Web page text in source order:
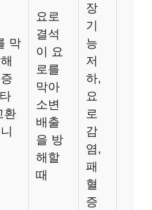
막
환
요로
결석
이 요
로를
막아
소변
배출
을 방
해할
때
장
기
능
저
하,
요
로
감
염,
패
혈
증